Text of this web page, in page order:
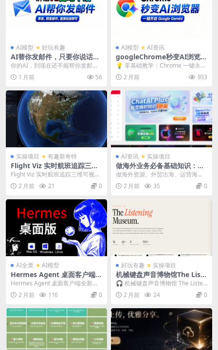
AI模型 好玩有趣
AI替你发邮件，只要你说话，
AI就能自动帮你写邮件，发邮
件，从此收发邮件不用你动
手，说句话就搞定
你的AI，到现在还不能帮你发邮
件？ 我教你一句话搞定。你看清
楚，我只打一行字。 ...
1 月前 56
AI模型 AI资讯
googleChrome秒变AI浏览
器，Chrome 一键永久开启原
生 Gemini 侧边栏
💡 零基础教学：Chrome 一键永久
开启原生 Gemini 侧边栏 📢 核心
卖...2 月前 933
实操项目 有趣新奇特
Flight Viz 实时航班追踪三维
可视化工具
Flight Viz 实时航班追踪三维可视化
工具 Flight Viz是一款专业...
2 月前 21 0
AI资讯 实操项目
做海外业务必备基础知识：海
外账号注册与使用入门
做海外资源、外贸出海、运营海外
App，都绕不开海外账号这个基础
设施。这篇文章从...
2 月前 35 0
AI全类 AI模型
Hermes Agent 桌面客户端全
新上线！Windows、macO
S、Linux 三系统全覆盖，零
基础新手也能一键轻松使用！
Hermes Agent 桌面客户端全新上
线！Windows、macOS、Lin...
2 月前 116 0
好玩有趣 实操项目
机械键盘声音博物馆The Liste
ning Museum在线试听 40
年经典机械键盘声音，36 款机
型、500 + 音频样本，键盘发
🎧 机械键盘声音博物馆 The Listen
ing Museum 一句话：浏览器...
2 月前 24 0